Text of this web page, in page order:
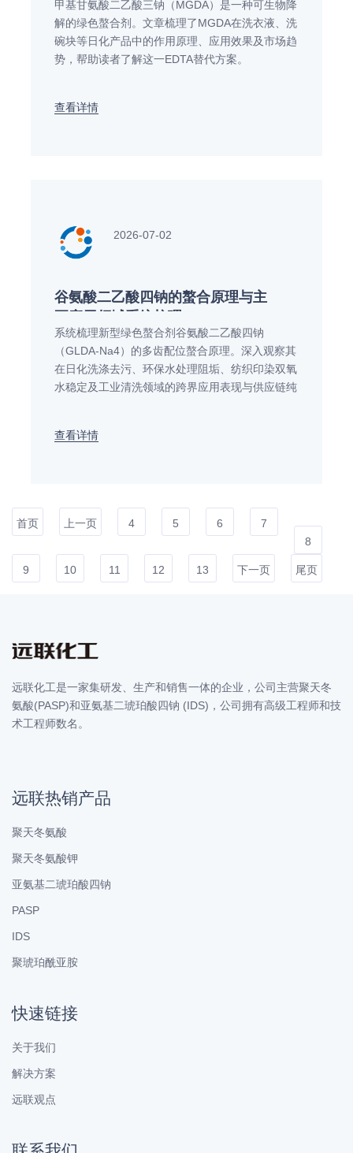
甲基甘氨酸二乙酸三钠（MGDA）是一种可生物降
解的绿色螯合剂。文章梳理了MGDA在洗衣液、洗
碗块等日化产品中的作用原理、应用效果及市场趋
势，帮助读者了解这一EDTA替代方案。
查看详情
2026-07-02
谷氨酸二乙酸四钠的螯合原理与主
系统梳理新型绿色螯合剂谷氨酸二乙酸四钠
（GLDA-Na4）的多齿配位螯合原理。深入观察其
在日化洗涤去污、环保水处理阻垢、纺织印染双氧
水稳定及工业清洗领域的跨界应用表现与供应链纯
查看详情
首页 上一页 4 5 6
7
8
9 10 11 12 13 下一页 尾页
远联化工是一家集研发、生产和销售一体的企业，公司主营聚天冬
氨酸(PASP)和亚氨基二琥珀酸四钠 (IDS)，公司拥有高级工程师和技
术工程师数名。
远联热销产品
聚天冬氨酸
聚天冬氨酸钾
亚氨基二琥珀酸四钠
PASP
IDS
聚琥珀酰亚胺
快速链接
关于我们
解决方案
远联观点